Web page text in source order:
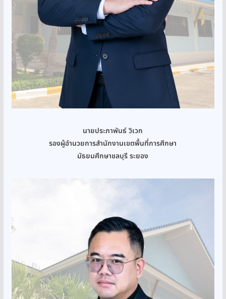
นายประภาพันธ์ วิเวก
รองผู้อำนวยการสำนักงานเขตพื้นที่การศึกษา
มัธยมศึกษาชลบุรี ระยอง